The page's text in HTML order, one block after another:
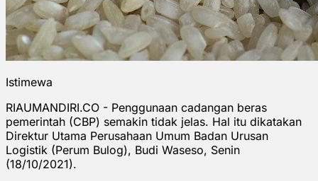
Istimewa
RIAUMANDIRI.CO - Penggunaan cadangan beras
pemerintah (CBP) semakin tidak jelas. Hal itu dikatakan
Direktur Utama Perusahaan Umum Badan Urusan
Logistik (Perum Bulog), Budi Waseso, Senin
(18/10/2021).